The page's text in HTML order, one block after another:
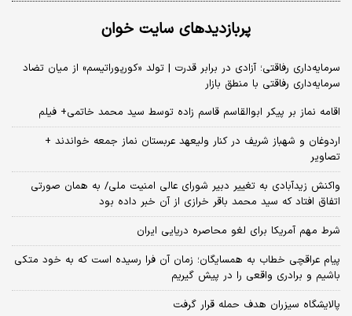
پربازدیدهای سایت خوان
سرمایه‌داری رفاقتی؛ آزادی در برابر قدرت | تولد «کورپوراتیسم» از میان تضاد
سرمایه‌داری رفاقتی با منطق بازار
اقامه نماز بر پیکر ابوالقاسم قاسم زاده توسط سید محمد خاتمی+ فیلم
اردوغان و شهباز شریف در کنار ولیعهد عربستان نماز جمعه خواندند +
تصاویر
واکنش زیدآبادی به تغییر دبیر شورای عالی امنیت ملی/ به همان صورتی
اتفاق افتاد که سید محمد باقر خرازی از آن خبر داده بود
شرط مهم آمریکا برای لغو محاصره دریایی ایران
پیام عراقچی خطاب به همسایگان؛ زمان آن فرا رسیده است که به خود متکی
باشیم و برادری واقعی را در پیش گیریم
پالایشگاه سیزران هدف حمله قرار گرفت